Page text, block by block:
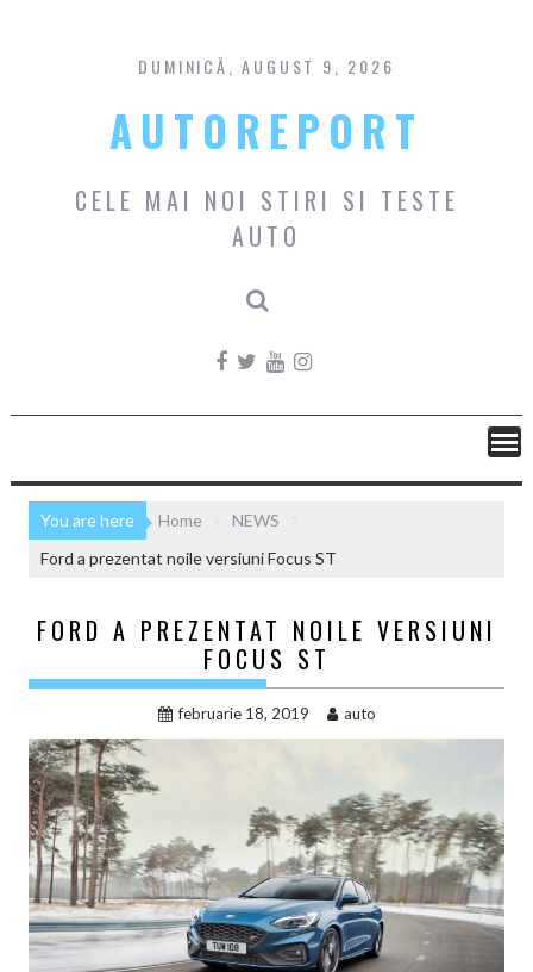
content
DUMINICĂ, AUGUST 9, 2026
AUTOREPORT
CELE MAI NOI STIRI SI TESTE
AUTO
You are here Home
NEWS
Ford a prezentat noile versiuni Focus ST
FORD A PREZENTAT NOILE VERSIUNI
FOCUS ST
februarie 18, 2019 auto